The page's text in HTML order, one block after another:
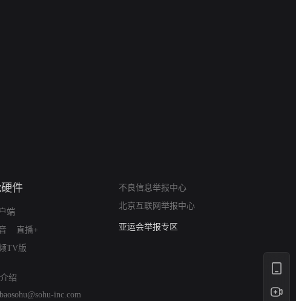
件
端
直播+
TV版
不良信息举报中心
北京互联网举报中心
算法推荐专项举报
亚运会举报专区
绍
inc.com